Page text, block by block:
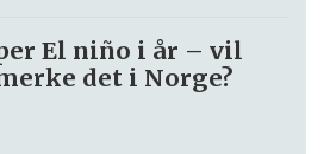
El niño i år – vil
det i Norge?